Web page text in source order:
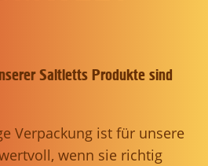
Saltletts Produkte sind
Verpackung ist für unsere
wenn sie richtig